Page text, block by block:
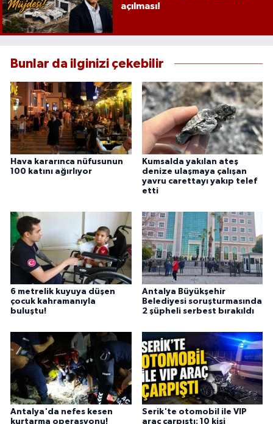
açılması!
Bunlar da ilginizi çekebilir
Hava kararınca nüfusunun
100 katını ağırlıyor
Kumsalda yakılan ateş
denize ulaşmaya çalışan
yavru carettayı yakıp telef
etti
6 metrelik kuyuya düşen
çocuk kahramanıyla
buluştu!
Antalya Büyükşehir
Belediyesi soruşturmasında
2 şüpheli serbest bırakıldı
Antalya'da nefes kesen
kurtarma operasyonu!
Serik'te otomobil ile VIP
araç çarpıştı: 10 kişi